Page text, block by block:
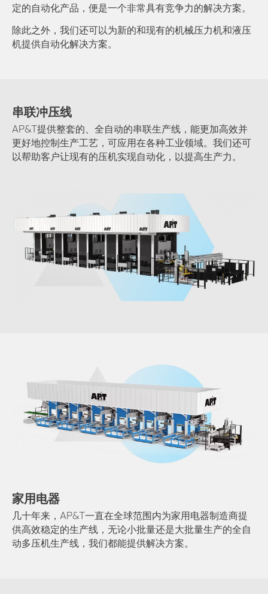
定的自动化产品，便是一个非常具有竞争力的解决方案。
除此之外，我们还可以为新的和现有的机械压力机和液压
机提供自动化解决方案。
串联冲压线
AP&T提供整套的、全自动的串联生产线，能更加高效并
更好地控制生产工艺，可应用在各种工业领域。我们还可
以帮助客户让现有的压机实现自动化，以提高生产力。
家用电器
几十年来，AP&T一直在全球范围内为家用电器制造商提
供高效稳定的生产线，无论小批量还是大批量生产的全自
动多压机生产线，我们都能提供解决方案。